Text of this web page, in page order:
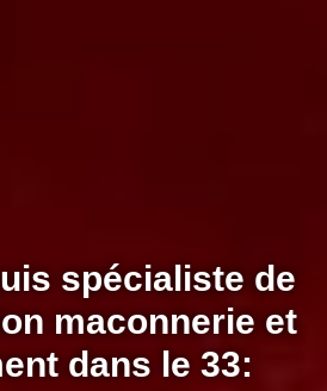
spécialiste de
maconnerie et
dans le 33: